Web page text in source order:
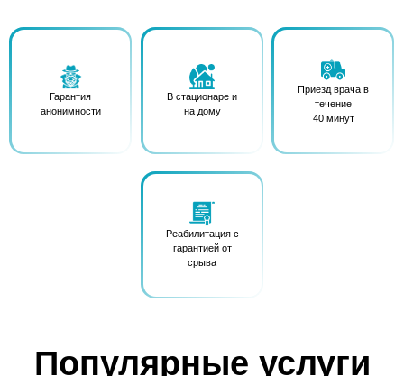
Гарантия
анонимности
В стационаре и
на дому
Приезд врача в
течение
40 минут
Реабилитация с
гарантией от
срыва
Популярные услуги